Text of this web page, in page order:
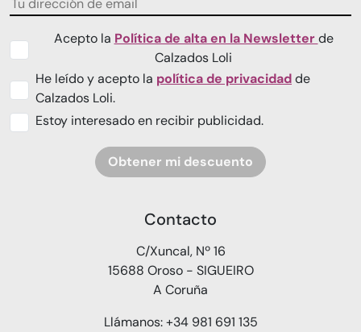
Acepto la Política de alta en la Newsletterde
Calzados Loli
He leído y acepto la política de privacidadde
Calzados Loli.
Estoy interesado en recibir publicidad.
Obtener mi descuento
Contacto
C/Xuncal, Nº 16
15688 Oroso - SIGUEIRO
A Coruña
Llámanos: +34 981 691 135